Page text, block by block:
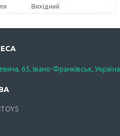
Вихідний
65, Івано-Франківськ, Україна